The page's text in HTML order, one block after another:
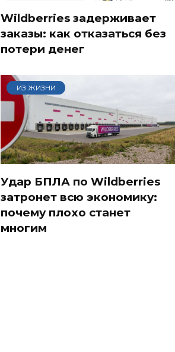
Wildberries задерживает
заказы: как отказаться без
потери денег
ИЗ ЖИЗНИ
Удар БПЛА по Wildberries
затронет всю экономику:
почему плохо станет
многим